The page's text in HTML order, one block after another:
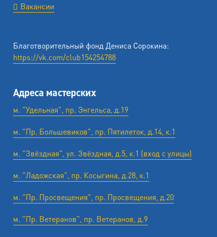
Вакансии
Благотворительный фонд Дениса Сорокина:
https://vk.com/club154254788
Адреса мастерских
м. "Удельная", пр. Энгельса, д.19
м. "Пр. Большевиков", пр. Пятилеток, д.14, к.1
м. "Звёздная", ул. Звёздная, д.5, к.1 (вход с улицы)
м. "Ладожская", пр. Косыгина, д.28, к.1
м. "Пр. Просвещения", пр. Просвещения, д.20
м. "Пр. Ветеранов", пр. Ветеранов, д.9